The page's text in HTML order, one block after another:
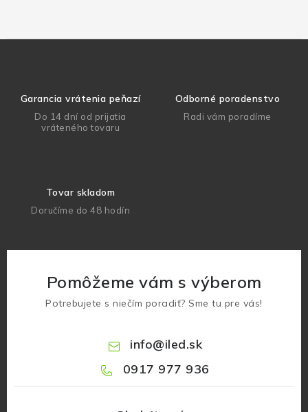
Garancia vrátenia peňazí
Do 14 dní od prijatia
vráteného tovaru
Odborné poradenstvo
Radi vám poradíme
Tovar skladom
Doručíme do 48 hodín
Pomôžeme vám s výberom
Potrebujete s niečím poradiť? Sme tu pre vás!
info@iled.sk
0917 977 936